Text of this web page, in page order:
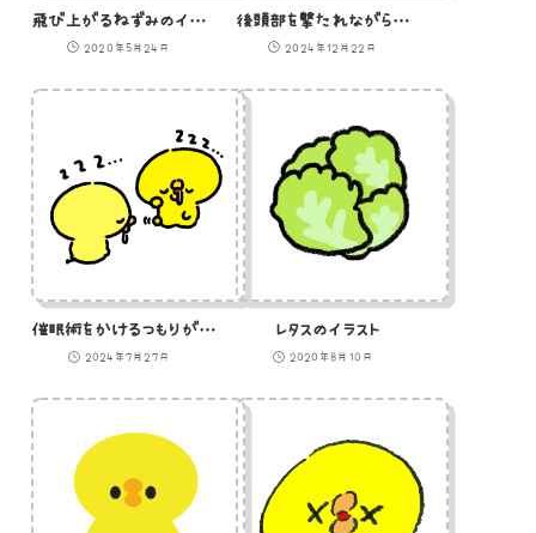
飛び上がるねずみのイラスト
2020年5月24日
後頭部を撃たれながら逃げるひよこ
2024年12月22日
催眠術をかけるつもりが自分もかかるひよこ
2024年7月27日
レタスのイラスト
2020年8月10日